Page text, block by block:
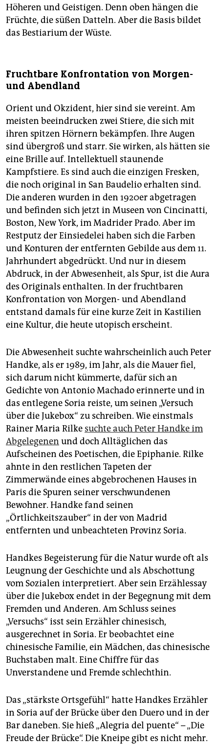
Höheren und Geistigen. Denn oben hängen die
Früchte, die süßen Datteln. Aber die Basis bildet
das Bestiarium der Wüste.
Fruchtbare Konfrontation von Morgen-
und Abendland
Orient und Okzident, hier sind sie vereint. Am
meisten beeindrucken zwei Stiere, die sich mit
ihren spitzen Hörnern bekämpfen. Ihre Augen
sind übergroß und starr. Sie wirken, als hätten sie
eine Brille auf. Intellektuell staunende
Kampfstiere. Es sind auch die einzigen Fresken,
die noch original in San Baudelio erhalten sind.
Die anderen wurden in den 1920er abgetragen
und befinden sich jetzt in Museen von Cincinatti,
Boston, New York, im Madrider Prado. Aber im
Restputz der Einsiedelei haben sich die Farben
und Konturen der entfernten Gebilde aus dem 11.
Jahrhundert abgedrückt. Und nur in diesem
Abdruck, in der Abwesenheit, als Spur, ist die Aura
des Originals enthalten. In der fruchtbaren
Konfrontation von Morgen- und Abendland
entstand damals für eine kurze Zeit in Kastilien
eine Kultur, die heute utopisch erscheint.
Die Abwesenheit suchte wahrscheinlich auch Peter
Handke, als er 1989, im Jahr, als die Mauer fiel,
sich darum nicht kümmerte, dafür sich an
Gedichte von Antonio Machado erinnerte und in
das entlegene Soria reiste, um seinen „Versuch
über die Jukebox“ zu schreiben. Wie einstmals
Rainer Maria Rilke suchte auch Peter Handke im
Abgelegenen und doch Alltäglichen das
Aufscheinen des Poetischen, die Epiphanie. Rilke
ahnte in den restlichen Tapeten der
Zimmerwände eines abgebrochenen Hauses in
Paris die Spuren seiner verschwundenen
Bewohner. Handke fand seinen
„Örtlichkeitszauber“ in der von Madrid
entfernten und unbeachteten Provinz Soria.
Handkes Begeisterung für die Natur wurde oft als
Leugnung der Geschichte und als Abschottung
vom Sozialen interpretiert. Aber sein Erzählessay
über die Jukebox endet in der Begegnung mit dem
Fremden und Anderen. Am Schluss seines
„Versuchs“ isst sein Erzähler chinesisch,
ausgerechnet in Soria. Er beobachtet eine
chinesische Familie, ein Mädchen, das chinesische
Buchstaben malt. Eine Chiffre für das
Unverstandene und Fremde schlechthin.
Das „stärkste Ortsgefühl“ hatte Handkes Erzähler
in Soria auf der Brücke über den Duero und in der
Bar daneben. Sie hieß „Alegria del ­puente“ – „Die
Freude der Brücke“. Die Kneipe gibt es nicht mehr.